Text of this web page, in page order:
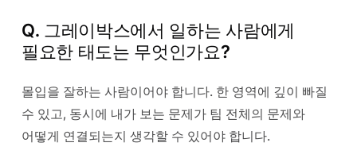
Q. 그레이박스에서 일하는 사람에게
필요한 태도는 무엇인가요?
몰입을 잘하는 사람이어야 합니다. 한 영역에 깊이 빠질
수 있고, 동시에 내가 보는 문제가 팀 전체의 문제와
어떻게 연결되는지 생각할 수 있어야 합니다.